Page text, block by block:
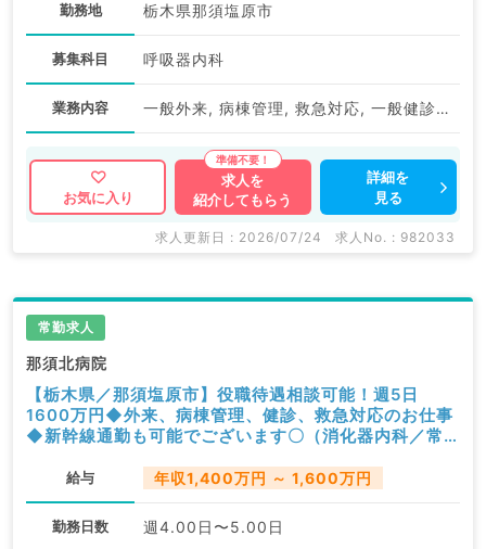
勤務地 栃木県那須塩原市
募集科目 呼吸器内科
業務内容 一般外来, 病棟管理, 救急対応, 一般健診・人間ドック
お気に入り
求人を
紹介してもらう
詳細を
見る
求人更新日 : 2026/07/24 求人No. : 982033
常勤求人
那須北病院
【栃木県／那須塩原市】役職待遇相談可能！週5日
1600万円◆外来、病棟管理、健診、救急対応のお仕事
◆新幹線通勤も可能でございます〇（消化器内科／常
給与 年収1,400万円 ～ 1,600万円
勤務日数 週4.00日〜5.00日